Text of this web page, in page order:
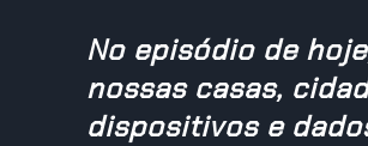
No episódio de
nossas casas,
dispositivos e